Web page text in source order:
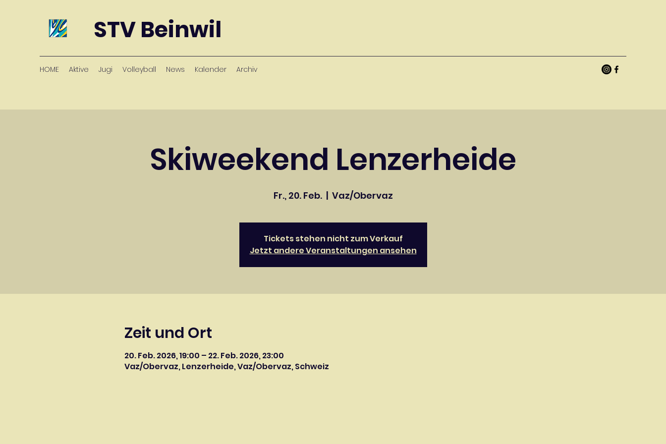
STV Beinwil
HOME Aktive Jugi Volleyball News Kalender Archiv
Skiweekend Lenzerheide
Fr., 20. Feb.
  |
Vaz/Obervaz
Tickets stehen nicht zum Verkauf
Jetzt andere Veranstaltungen ansehen
Zeit und Ort
20. Feb. 2026, 19:00 – 22. Feb. 2026, 23:00
Vaz/Obervaz, Lenzerheide, Vaz/Obervaz, Schweiz